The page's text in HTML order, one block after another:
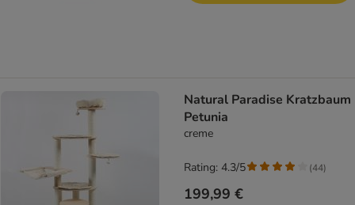
Natural Paradise Kratzbaum
Petunia
creme
199,99 €
Rating: 4.3/5 (44)